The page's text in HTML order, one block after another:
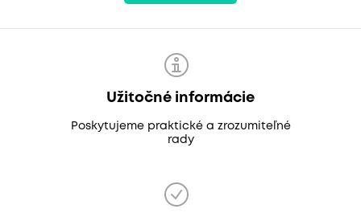
Užitočné informácie
Poskytujeme praktické a zrozumiteľné
rady